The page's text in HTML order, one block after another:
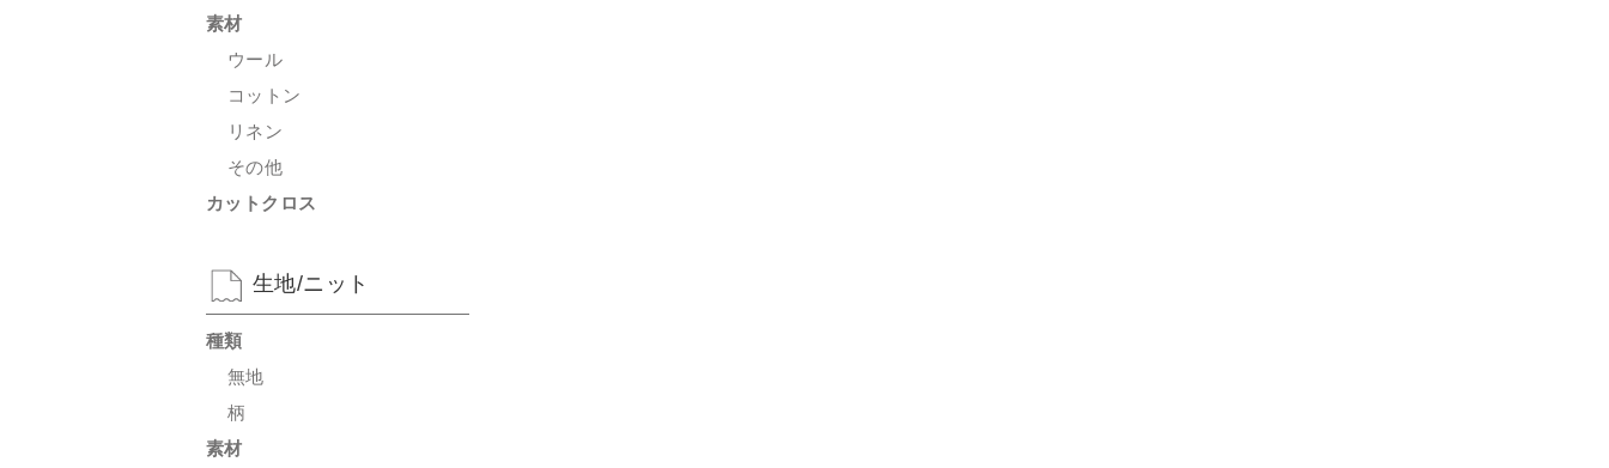
素材
ウール
コットン
リネン
その他
カットクロス
生地/ニット
種類
無地
柄
素材